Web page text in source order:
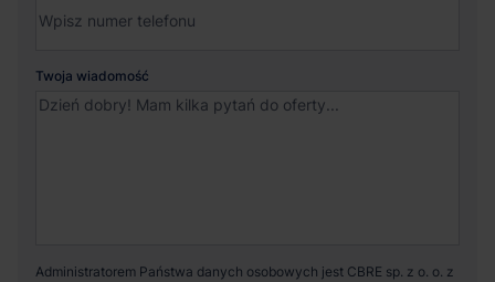
Twoja wiadomość
Administratorem Państwa danych osobowych jest CBRE sp. z o. o. z